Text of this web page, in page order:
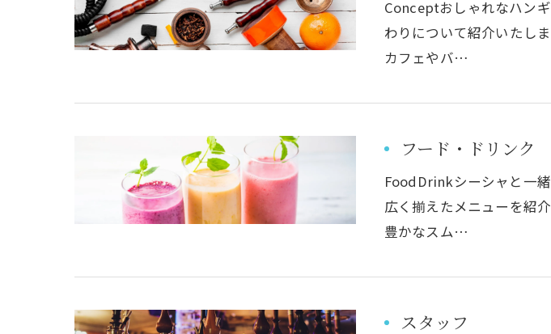
Conceptおしゃれなハン
わりについて紹介いたし
カフェやバ…
フード・ドリンク
FoodDrinkシーシャと一
広く揃えたメニューを紹
豊かなスム…
スタッフ